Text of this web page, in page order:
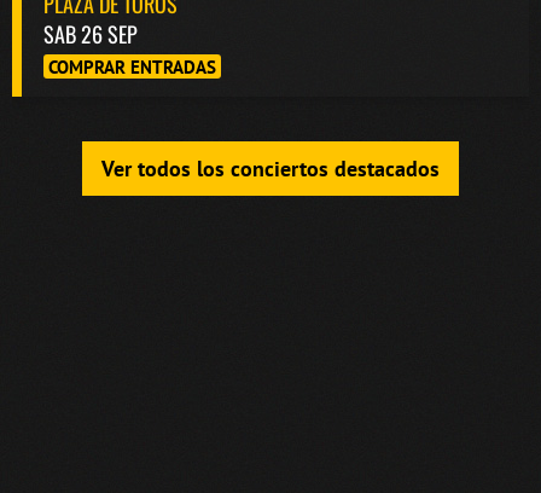
SAB 26 SEP
COMPRAR ENTRADAS
Ver todos los conciertos destacados